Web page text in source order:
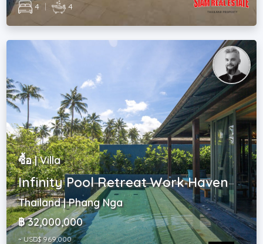
4 | 4
ซื้อ | Villa
Infinity Pool Retreat Work Haven
Thailand | Phang Nga
฿ 32,000,000
~ USD$ 969,000